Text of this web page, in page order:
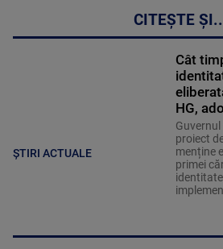
CITEȘTE
ȘTIRI ACTUALE
Cât
HG,
proiect
menține
primei